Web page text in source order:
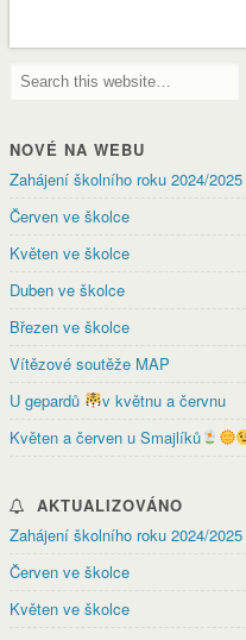
NOVÉ NA WEBU
Zahájení školního roku 2024/2025
Červen ve školce
Květen ve školce
Duben ve školce
Březen ve školce
Vítězové soutěže MAP
U gepardů
v květnu a červnu
Květen a červen u Smajlíků
AKTUALIZOVÁNO
Zahájení školního roku 2024/2025
Červen ve školce
Květen ve školce